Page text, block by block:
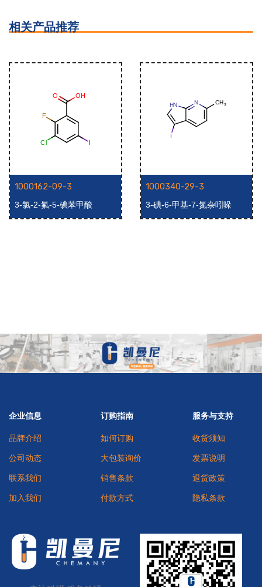
相关产品推荐
1000162-09-3
3-氯-2-氟-5-碘苯甲酸
1000340-29-3
3-碘-6-甲基-7-氮杂吲哚
企业信息
品牌介绍
公司动态
联系我们
加入我们
订购指南
如何订购
大包装询价
销售条款
付款方式
服务与支持
收货须知
发票说明
退货政策
隐私条款